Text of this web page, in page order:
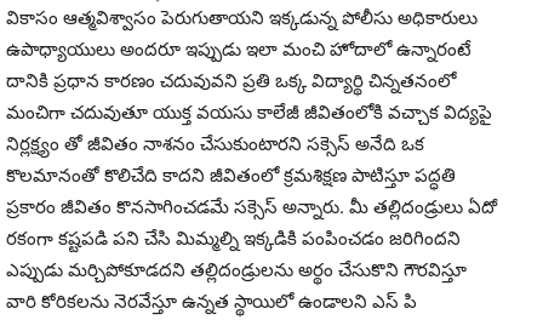
వికాసం ఆత్మవిశ్వాసం పెరుగుతాయని ఇక్కడున్న పోలీసు అధికారులు
ఉపాధ్యాయులు అందరూ ఇప్పుడు ఇలా మంచి హోదాలో ఉన్నారంటే
దానికి ప్రధాన కారణం చదువువని ప్రతి ఒక్క విద్యార్థి చిన్నతనంలో
మంచిగా చదువుతూ యుక్త వయసు కాలేజీ జీవితంలోకి వచ్చాక విద్యపై
నిర్లక్ష్యం తో జీవితం నాశనం చేసుకుంటారని సక్సెస్ అనేది ఒక
కొలమానంతో కొలిచేది కాదని జీవితంలో క్రమశిక్షణ పాటిస్తూ పద్ధతి
ప్రకారం జీవితం కొనసాగించడమే సక్సెస్ అన్నారు. మీ తల్లిదండ్రులు ఏదో
రకంగా కష్టపడి పని చేసి మిమ్మల్ని ఇక్కడికి పంపించడం జరిగిందని
ఎప్పుడు మర్చిపోకూడదని తల్లిదండ్రులను అర్థం చేసుకొని గౌరవిస్తూ
వారి కోరికలను నెరవేస్తూ ఉన్నత స్థాయిలో ఉండాలని ఎస్ పి